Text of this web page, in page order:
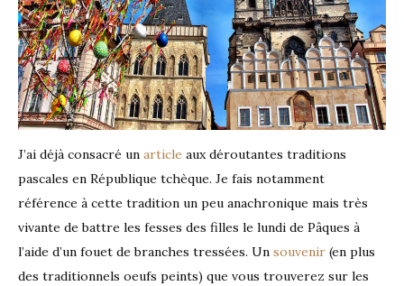
J’ai déjà consacré un article aux déroutantes traditions
pascales en République tchèque. Je fais notamment
référence à cette tradition un peu anachronique mais très
vivante de battre les fesses des filles le lundi de Pâques à
l’aide d’un fouet de branches tressées. Un souvenir (en plus
des traditionnels oeufs peints) que vous trouverez sur les